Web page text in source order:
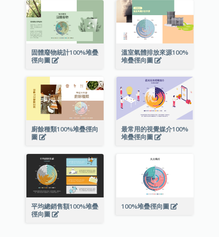
固體廢物統計100%堆疊
徑向圖
溫室氣體排放來源100%
堆疊徑向圖
廚餘種類100%堆疊徑向
圖
最常用的視覺媒介100%
堆疊徑向圖
平均總銷售額100%堆疊
徑向圖
100%堆疊徑向圖